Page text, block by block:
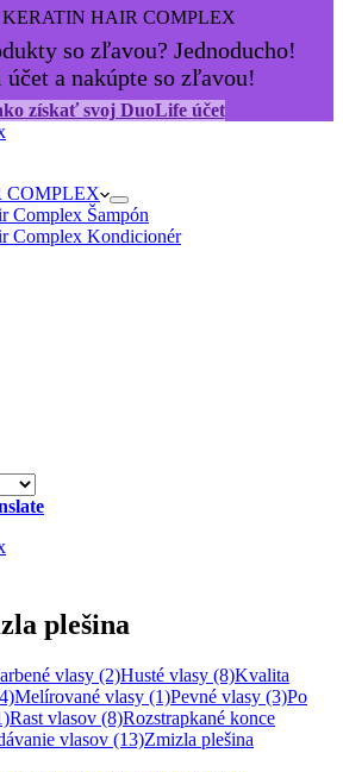
so zľavou? Jednoducho!
a nakúpte so zľavou!
získať svoj DuoLife účet
COMPLEX
Complex Šampón
Complex Kondicionér
plešina
vlasy (2)Husté vlasy (8)Kvalita
Melírované vlasy (1)Pevné vlasy (3)Po
Rast vlasov (8)Rozstrapkané konce
vlasov (13)Zmizla plešina